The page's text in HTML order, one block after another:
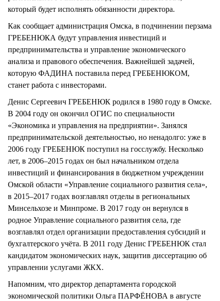
который будет исполнять обязанности директора.
Как сообщает администрация Омска, в подчинении перзама
ГРЕБЕНЮКА будут управления инвестиций и
предпринимательства и управление экономического
анализа и правового обеспечения. Важнейшей задачей,
которую ФАДИНА поставила перед ГРЕБЕНЮКОМ,
станет работа с инвесторами.
Денис Сергеевич ГРЕБЕНЮК родился в 1980 году в Омске.
В 2004 году он окончил ОГИС по специальности
«Экономика и управления на предприятии». Занялся
предпринимательской деятельностью, но ненадолго: уже в
2006 году ГРЕБЕНЮК поступил на госслужбу. Несколько
лет, в 2006–2015 годах он был начальником отдела
инвестиций и финансирования в бюджетном учреждении
Омской области «Управление социального развития села»,
в 2015–2017 годах возглавлял отделы в региональных
Минсельхозе и Минпроме. В 2017 году он вернулся в
родное Управление социального развития села, где
возглавлял отдел организации предоставления субсидий и
бухгалтерского учёта. В 2011 году Денис ГРЕБЕНЮК стал
кандидатом экономических наук, защитив диссертацию об
управлении услугами ЖКХ.
Напомним, что директор департамента городской
экономической политики Ольга ПАРФЁНОВА в августе